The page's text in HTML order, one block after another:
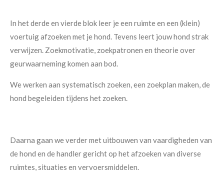
In het derde en vierde blok leer je een ruimte en een (klein)
voertuig afzoeken met je hond. Tevens leert jouw hond strak
verwijzen. Zoekmotivatie, zoekpatronen en theorie over
geurwaarneming komen aan bod.
We werken aan systematisch zoeken, een zoekplan maken, de
hond begeleiden tijdens het zoeken.
Daarna gaan we verder met uitbouwen van vaardigheden van
de hond en de handler gericht op het afzoeken van diverse
ruimtes, situaties en vervoersmiddelen.